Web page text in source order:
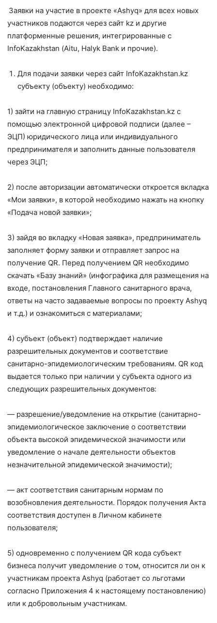
Заявки на участие в проекте «Ashyq» для всех новых
участников подаются через сайт kz и другие
платформенные решения, интегрированные с
InfoKazakhstan (Аitu, Halyk Bank и прочие).
Для подачи заявки через сайт InfoKazakhstan.kz
субъекту (объекту) необходимо:
1) зайти на главную страницу InfoKazakhstan.kz с
помощью электронной цифровой подписи (далее –
ЭЦП) юридического лица или индивидуального
предпринимателя и заполнить данные пользователя
через ЭЦП;
2) после авторизации автоматически откроется вкладка
«Мои заявки», в которой необходимо нажать на кнопку
«Подача новой заявки»;
3) зайдя во вкладку «Новая заявка», предприниматель
заполняет форму заявки и отправляет запрос на
получение QR. Перед получением QR необходимо
скачать «Базу знаний» (инфографика для размещения на
входе, постановления Главного санитарного врача,
ответы на часто задаваемые вопросы по проекту Ashyq
и т.д.) и ознакомиться с материалами;
4) субъект (объект) подтверждает наличие
разрешительных документов и соответствие
санитарно-эпидемиологическим требованиям. QR код
выдается только при наличии у субъекта одного из
следующих разрешительных документов:
— разрешение/уведомление на открытие (санитарно-
эпидемиологическое заключение о соответствии
объекта высокой эпидемической значимости или
уведомление о начале деятельности объектов
незначительной эпидемической значимости);
— акт соответствия санитарным нормам по
возобновления деятельности. Порядок получения Акта
соответствия доступен в Личном кабинете
пользователя;
5) одновременно с получением QR кода субъект
бизнеса получит уведомление о том, относится ли он к
участникам проекта Ashyq (работает со льготами
согласно Приложения 4 к настоящему постановлению)
или к добровольным участникам.